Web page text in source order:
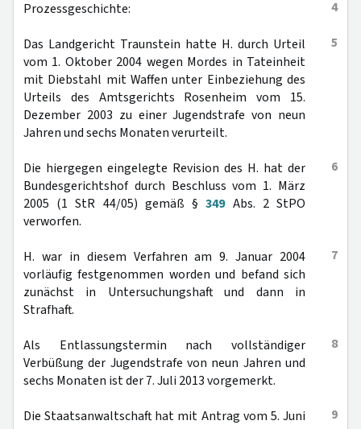
4
Prozessgeschichte:
5
Das Landgericht Traunstein hatte H. durch Urteil
vom 1. Oktober 2004 wegen Mordes in Tateinheit
mit Diebstahl mit Waffen unter Einbeziehung des
Urteils des Amtsgerichts Rosenheim vom 15.
Dezember 2003 zu einer Jugendstrafe von neun
Jahren und sechs Monaten verurteilt.
6
Die hiergegen eingelegte Revision des H. hat der
Bundesgerichtshof durch Beschluss vom 1. März
2005 (1 StR 44/05) gemäß §349Abs. 2 StPO
verworfen.
7
H. war in diesem Verfahren am 9. Januar 2004
vorläufig festgenommen worden und befand sich
zunächst in Untersuchungshaft und dann in
Strafhaft.
8
Als Entlassungstermin nach vollständiger
Verbüßung der Jugendstrafe von neun Jahren und
sechs Monaten ist der 7. Juli 2013 vorgemerkt.
9
Die Staatsanwaltschaft hat mit Antrag vom 5. Juni